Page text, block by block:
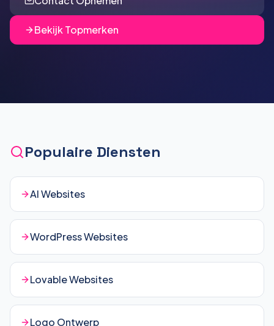
Bekijk Topmerken
Populaire Diensten
AI Websites
WordPress Websites
Lovable Websites
Logo Ontwerp